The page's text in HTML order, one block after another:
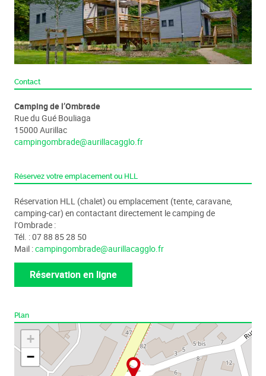
Contact
Camping de l’Ombrade
Rue du Gué Bouliaga
15000 Aurillac
campingombrade@aurillacagglo.fr
Réservez votre emplacement ou HLL
Réservation HLL (chalet) ou emplacement (tente, caravane,
camping-car) en contactant directement le camping de
l’Ombrade :
Tél. : 07 88 85 28 50
Mail :campingombrade@aurillacagglo.fr
Réservation en ligne
Plan
+
−